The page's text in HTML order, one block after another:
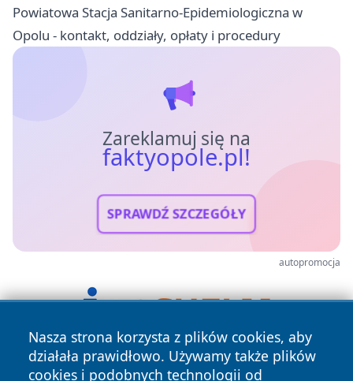
Powiatowa Stacja Sanitarno-Epidemiologiczna w
Opolu - kontakt, oddziały, opłaty i procedury
Zareklamuj się na
faktyopole.pl!
SPRAWDŹ SZCZEGÓŁY
autopromocja
Nasza strona korzysta z plików cookies, aby
działała prawidłowo. Używamy także plików
cookies i podobnych technologii od